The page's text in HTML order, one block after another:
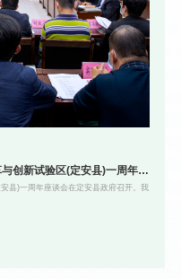
创新试验区(定安县)一周年座
县)一周年座谈会在定安县政府召开。我